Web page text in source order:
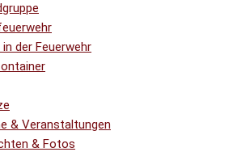
in der Feuerwehr
& Veranstaltungen
& Fotos